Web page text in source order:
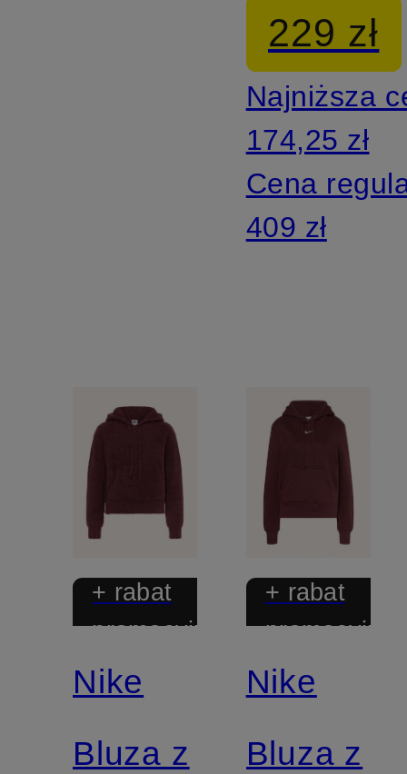
229 zł
Najniższa
174,25 zł
Cena
409 zł
+ rabat
promocyjny
Nike
Bluza z
+ rabat
promocyjny
Nike
Bluza z